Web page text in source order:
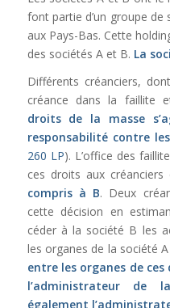
font partie d’un groupe
aux Pays-Bas. Cette
des sociétés A et B. La
Différents créanciers,
créance dans la faillite
droits de la masse
responsabilité contre
260 LP). L’office des
ces droits aux
compris à B. Deux
cette décision en
céder à la société B les
les organes de la société A
entre les organes de
l’administrateur
également